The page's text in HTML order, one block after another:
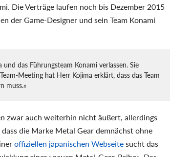
Die Verträge laufen noch bis Dezember 2015
der Game-Designer und sein Team Konami
das Führungsteam Konami verlassen. Sie
Meeting hat Herr Kojima erklärt, dass das Team
muss.«
zwar auch weiterhin nicht äußert, allerdings
die Marke Metal Gear demnächst ohne
offiziellen japanischen Webseitesucht das